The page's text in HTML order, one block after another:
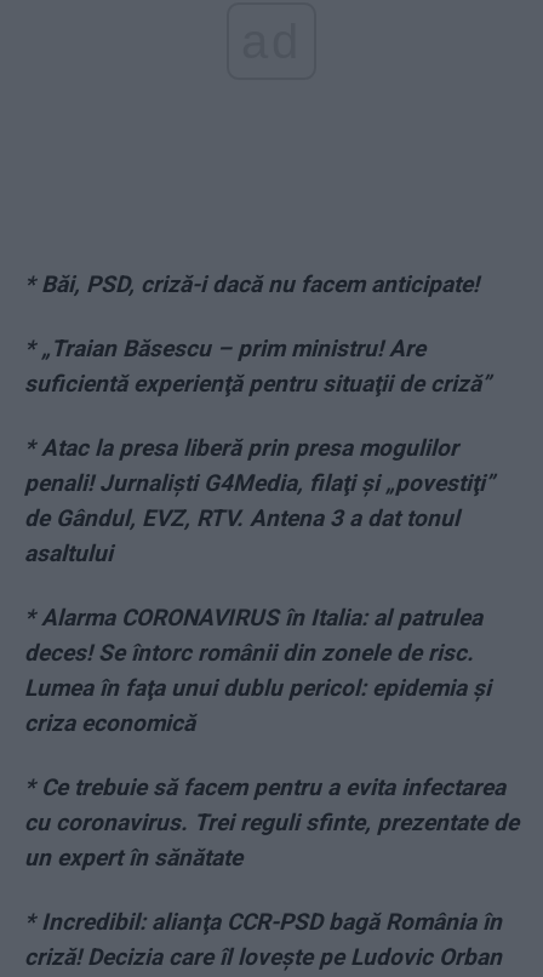
* Băi, PSD, criză-i dacă nu facem anticipate!
* „Traian Băsescu – prim ministru! Are
suficientă experienţă pentru situaţii de criză”
* Atac la presa liberă prin presa mogulilor
penali! Jurnalişti G4Media, filaţi şi „povestiţi”
de Gândul, EVZ, RTV. Antena 3 a dat tonul
asaltului
* Alarma CORONAVIRUS în Italia: al patrulea
deces! Se întorc românii din zonele de risc.
Lumea în faţa unui dublu pericol: epidemia şi
criza economică
* Ce trebuie să facem pentru a evita infectarea
cu coronavirus. Trei reguli sfinte, prezentate de
un expert în sănătate
* Incredibil: alianţa CCR-PSD bagă România în
criză! Decizia care îl loveşte pe Ludovic Orban